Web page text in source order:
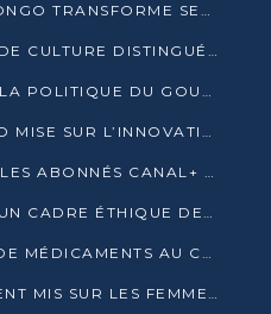
ENVIRONNEMENT : AGL CONGO TRANSFORME SES DÉCHETS EN OUTILS DE FORMATION
DES HOMMES ET FEMMES DE CULTURE DISTINGUÉS POUR LEUR ENGAGEMENT PAR BANTOU CULTURE
MATHIAS DZON CRITIQUE LA POLITIQUE DU GOUVERNEMENT ET ALERTE SUR LA DETTE DU CONGO
OSIANE 2026 : MTN CONGO MISE SUR L’INNOVATION POUR RELEVER LES DÉFIS AFRICAINS
COUPE DU MONDE 2026 : LES ABONNÉS CANAL+ AU CONGO DÉÇUS À QUELQUES JOURS DU COUP D’ENVOI
LE CONGO PLAIDE POUR UN CADRE ÉTHIQUE DE L’INTELLIGENCE ARTIFICIELLE À DAKAR
L’OMS REMET 25 TONNES DE MÉDICAMENTS AU CONGO POUR RENFORCER LA RIPOSTE AUX ÉPIDÉMIES
ZLECAF : LE GOUVERNEMENT MIS SUR LES FEMMES ENTREPRENEURES